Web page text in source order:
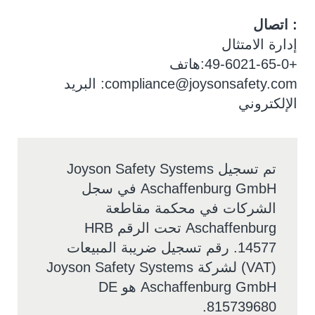
: اتصال
إدارة الامتثال
+49-6021-65-0:هاتف
compliance@joysonsafety.com: البريد
الإلكتروني
تم تسجيل Joyson Safety Systems
Aschaffenburg GmbH في سجل
الشركات في محكمة مقاطعة
Aschaffenburg تحت الرقم HRB
14577. رقم تسجيل ضريبة المبيعات
(VAT) لشركة Joyson Safety Systems
Aschaffenburg GmbH هو DE
815739680.